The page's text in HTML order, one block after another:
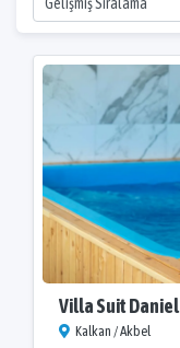
Villa Suit Daniel
Kalkan / Akbel